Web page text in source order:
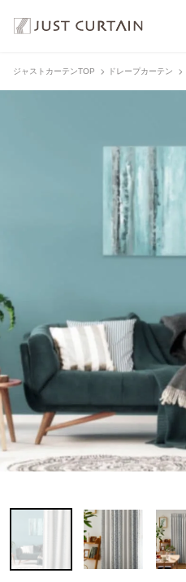
ジャストカーテンTOP ドレープカーテン